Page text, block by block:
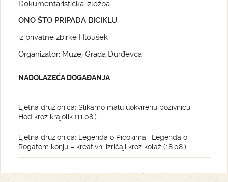
Dokumentaristička izložba
ONO ŠTO PRIPADA BICIKLU
iz privatne zbirke Hloušek
Organizator: Muzej Grada Đurđevca
NADOLAZEĆA DOGAĐANJA
Ljetna družionica: Slikamo malu uokvirenu pozivnicu –
Hod kroz krajolik (11.08.)
Ljetna družionica: Legenda o Picokima i Legenda o
Rogatom konju – kreativni izričaji kroz kolaž (18.08.)